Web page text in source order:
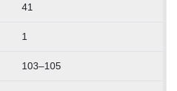
41
1
103–105